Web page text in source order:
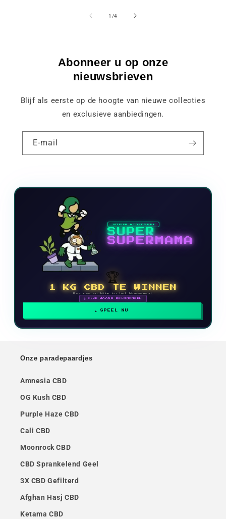
1 /van
4
Abonneer u op onze
nieuwsbrieven
Blijf als eerste op de hoogte van nieuwe collecties
en exclusieve aanbiedingen.
E-mail
NIEUW VIDEOSPEL
SUPER
SUPERMAMA
🏆
1 KG CBD TE WINNEN
Doe mee en klim in het klassement
🗓 ELKE MAAND BELONINGEN
SPEEL NU
Onze paradepaardjes
Amnesia CBD
OG Kush CBD
Purple Haze CBD
Cali CBD
Moonrock CBD
CBD Sprankelend Geel
3X CBD Gefilterd
Afghan Hasj CBD
Ketama CBD